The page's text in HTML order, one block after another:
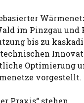
im Pinzgau und
bis zu
Optimierung
vorgestellt.
Praxis“ stehen